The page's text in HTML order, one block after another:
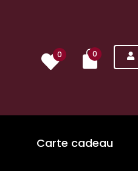
0 0
Carte cadeau